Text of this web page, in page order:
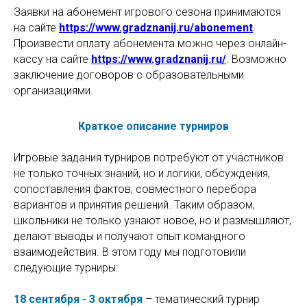
Заявки на абонемент игрового сезона принимаются
на сайте https://www.gradznanij.ru/abonement.
Произвести оплату абонемента можно через онлайн-
кассу на сайте https://www.gradznanij.ru/. Возможно
заключение договоров с образовательными
организациями.
Краткое описание турниров
Игровые задания турниров потребуют от участников
не только точных знаний, но и логики, обсуждения,
сопоставления фактов, совместного перебора
вариантов и принятия решений. Таким образом,
школьники не только узнают новое, но и размышляют,
делают выводы и получают опыт командного
взаимодействия. В этом году мы подготовили
следующие турниры:
18 сентября - 3 октября – тематический турнир